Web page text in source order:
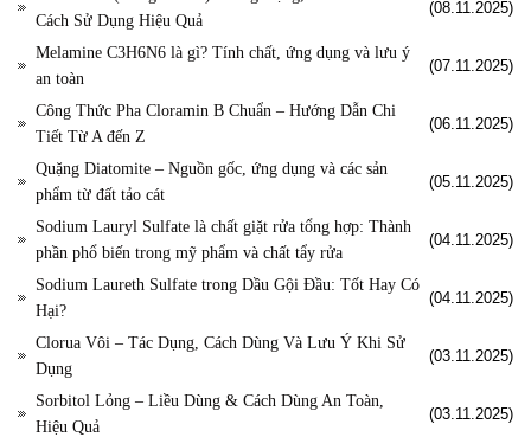
Cách Sử Dụng Hiệu Quả
(08.11.2025)
Melamine C3H6N6 là gì? Tính chất, ứng dụng và lưu ý
an toàn
(07.11.2025)
Công Thức Pha Cloramin B Chuẩn – Hướng Dẫn Chi
Tiết Từ A đến Z
(06.11.2025)
Quặng Diatomite – Nguồn gốc, ứng dụng và các sản
phẩm từ đất tảo cát
(05.11.2025)
Sodium Lauryl Sulfate là chất giặt rửa tổng hợp: Thành
phần phổ biến trong mỹ phẩm và chất tẩy rửa
(04.11.2025)
Sodium Laureth Sulfate trong Dầu Gội Đầu: Tốt Hay Có
Hại?
(04.11.2025)
Clorua Vôi – Tác Dụng, Cách Dùng Và Lưu Ý Khi Sử
Dụng
(03.11.2025)
Sorbitol Lỏng – Liều Dùng & Cách Dùng An Toàn,
Hiệu Quả
(03.11.2025)